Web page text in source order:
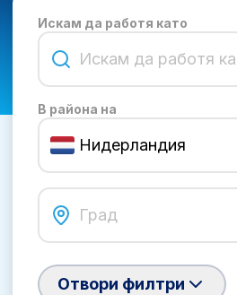
Искам да работя като
В района на
Нидерландия
Отвори филтри